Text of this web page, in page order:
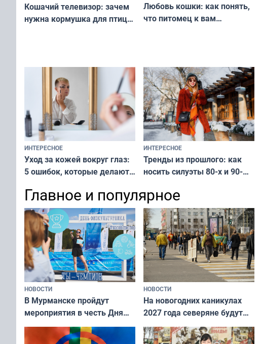
Кошачий телевизор: зачем
нужна кормушка для птиц
Любовь кошки: как понять,
что питомец к вам
ИНТЕРЕСНОЕ
Уход за кожей вокруг глаз:
5 ошибок, которые делают
и вернуть свежий взгляд
без дорогих средств
ИНТЕРЕСНОЕ
Тренды из прошлого: как
носить силуэты 80-х и 90-
современно и стильно без
переплат
Главное и популярное
НОВОСТИ
В Мурманске пройдут
мероприятия в честь Дня
физкультурника
НОВОСТИ
На новогодних каникулах
2027 года северяне будут
отдыхать 11 дней